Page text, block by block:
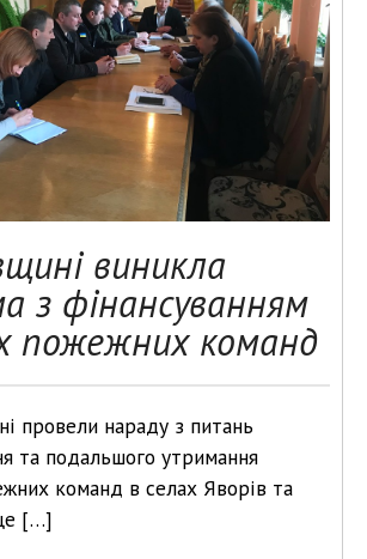
виникла
з фінансуванням
пожежних команд
провели нараду з питань
та подальшого утримання
команд в селах Яворів та
[…]